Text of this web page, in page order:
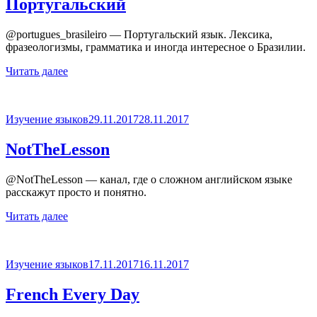
Португальский
@portugues_brasileiro — Португальский язык. Лексика,
фразеологизмы, грамматика и иногда интересное о Бразилии.
Читать далее
Изучение языковОпубликовано
29.11.201728.11.2017
NotTheLesson
@NotTheLesson — канал, где о сложном английском языке
расскажут просто и понятно.
Читать далее
Изучение языковОпубликовано
17.11.201716.11.2017
French Every Day